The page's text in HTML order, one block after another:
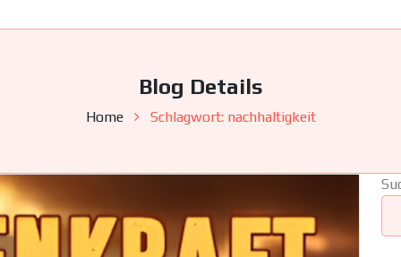
Blog Details
Home Schlagwort: nachhaltigkeit